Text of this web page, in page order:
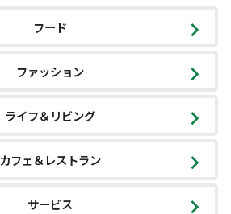
フード
ファッション
ライフ＆リビング
カフェ＆レストラン
サービス